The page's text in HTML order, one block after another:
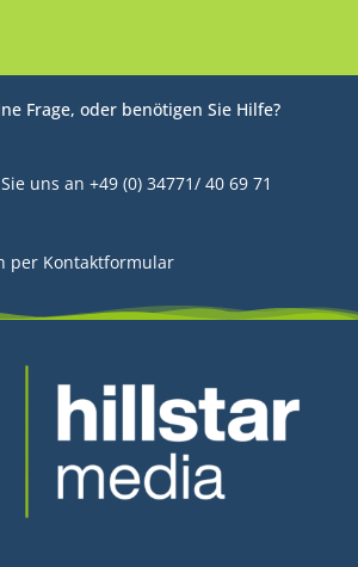
Frage, oder benötigen Sie Hilfe?
uns an +49 (0) 34771/ 40 69 71
per Kontaktformular
Bewertungssiegel